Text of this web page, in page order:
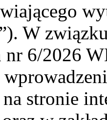
W
6/2026
stronie